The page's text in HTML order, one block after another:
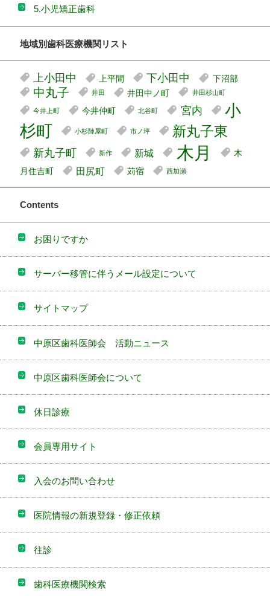
5.小児矯正歯科
地域別歯科医療機関リスト
上小田中 上平間 下小田中 下沼部
中丸子 井田 井田中ノ町 井田杉山町
今井上町 今井仲町 北谷町 宮内
小
杉町
小杉陣屋町 市ノ坪 新丸子東
新丸子町 新作 新城 木月
木
月住吉町
田尻町 苅宿 西加瀬
Contents
お困りですか
サーバー移管に伴うメール設定について
サイトマップ
中原区歯科医師会 活動ニュース
中原区歯科医師会について
休日診療
会員専用サイト
入会のお問い合わせ
医院情報の新規登録・修正依頼
往診
歯科医療機関検索